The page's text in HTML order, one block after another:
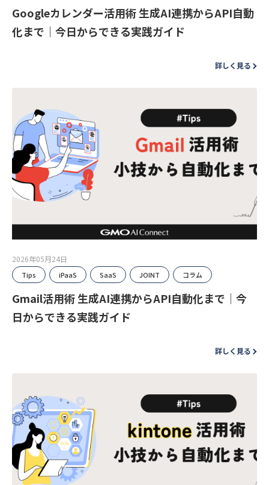
Googleカレンダー活用術 生成AI連携からAPI自動
化まで｜今日からできる実践ガイド
詳しく見る
2026年05月24日
Tips iPaaS SaaS JOINT コラム
Gmail活用術 生成AI連携からAPI自動化まで｜今
日からできる実践ガイド
詳しく見る